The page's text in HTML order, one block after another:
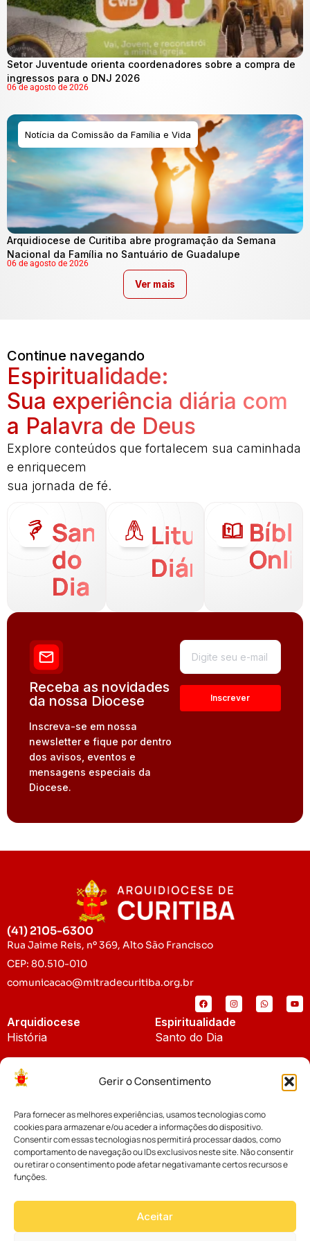
Gerir o Consentimento
Para fornecer as melhores experiências, usamos tecnologias como
cookies para armazenar e/ou aceder a informações do dispositivo.
Consentir com essas tecnologias nos permitirá processar dados, como
comportamento de navegação ou IDs exclusivos neste site. Não consentir
ou retirar o consentimento pode afetar negativamante certos recursos e
funções.
Aceitar
Setor Juventude orienta coordenadores sobre a compra de
ingressos para o DNJ 2026
06 de agosto de 2026
Notícia da Comissão da Família e Vida
Arquidiocese de Curitiba abre programação da Semana
Nacional da Família no Santuário de Guadalupe
06 de agosto de 2026
Ver mais
Continue navegando
Espiritualidade:
Sua experiência diária com
a Palavra de Deus
Explore conteúdos que fortalecem sua caminhada
e enriquecem
sua jornada de fé.
Santo
do
Dia
Liturgia
Diária
Receba as novidades
da nossa Diocese
Inscreva-se em nossa
newsletter e fique por dentro
dos avisos, eventos e
mensagens especiais da
Diocese.
(41) 2105-6300
Rua Jaime Reis, nº 369, Alto São Francisco
CEP: 80.510-010
comunicacao@mitradecuritiba.org.br
Arquidiocese
História
Padroeira
Espiritualidade
Santo do Dia
Notícias
Notícias da Arquidiocese
Notícias Cáritas
Palavra dos Bispos
Cúria Diocesana
Fundo Diocesano
Vicariatos da Educação